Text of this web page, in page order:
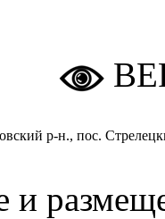
р-н., пос.
и